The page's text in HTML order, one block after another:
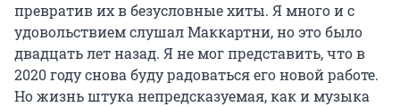
превратив их в безусловные хиты. Я много и с
удовольствием слушал Маккартни, но это было
двадцать лет назад. Я не мог представить, что в
2020 году снова буду радоваться его новой работе.
Но жизнь штука непредсказуемая, как и музыка